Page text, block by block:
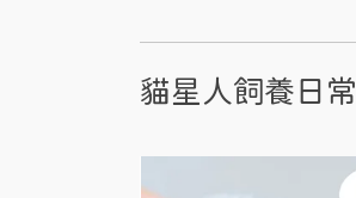
貓星人飼養日常